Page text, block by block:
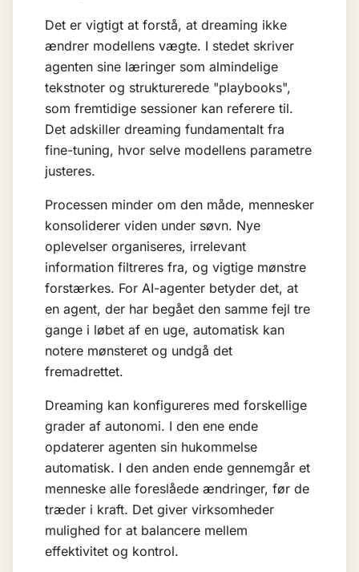
Det er vigtigt at forstå, at dreaming ikke
ændrer modellens vægte. I stedet skriver
agenten sine læringer som almindelige
tekstnoter og strukturerede "playbooks",
som fremtidige sessioner kan referere til.
Det adskiller dreaming fundamentalt fra
fine-tuning, hvor selve modellens parametre
justeres.
Processen minder om den måde, mennesker
konsoliderer viden under søvn. Nye
oplevelser organiseres, irrelevant
information filtreres fra, og vigtige mønstre
forstærkes. For AI-agenter betyder det, at
en agent, der har begået den samme fejl tre
gange i løbet af en uge, automatisk kan
notere mønsteret og undgå det
fremadrettet.
Dreaming kan konfigureres med forskellige
grader af autonomi. I den ene ende
opdaterer agenten sin hukommelse
automatisk. I den anden ende gennemgår et
menneske alle foreslåede ændringer, før de
træder i kraft. Det giver virksomheder
mulighed for at balancere mellem
effektivitet og kontrol.